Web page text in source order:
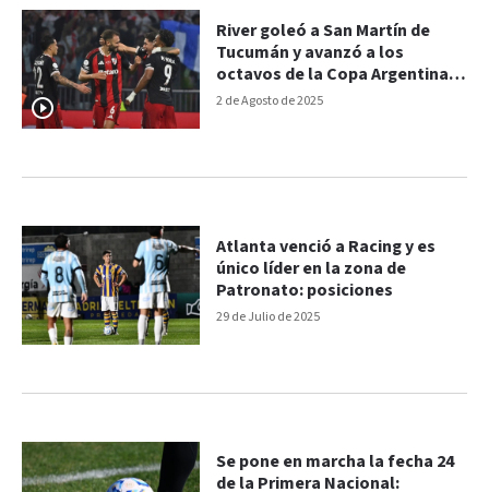
2 de Agosto de 2025
River goleó a San Martín de
Tucumán y avanzó a los
octavos de la Copa Argentina:
los goles del 3-0
29 de Julio de 2025
Atlanta venció a Racing y es
único líder en la zona de
Patronato: posiciones
Se pone en marcha la fecha 24
de la Primera Nacional: